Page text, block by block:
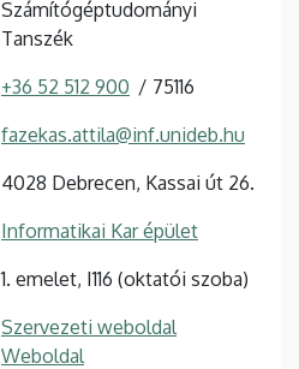
Számítógéptudományi
Tanszék
+36 52 512 900 75116
fazekas.attila@inf.unideb.hu
4028 Debrecen, Kassai út 26.
Informatikai Kar épület
1. emelet, I116 (oktatói szoba)
Szervezeti weboldal
Weboldal